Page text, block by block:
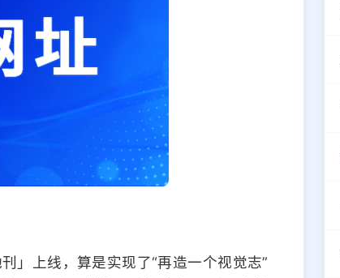
」上线，算是实现了“再造一个视觉志”